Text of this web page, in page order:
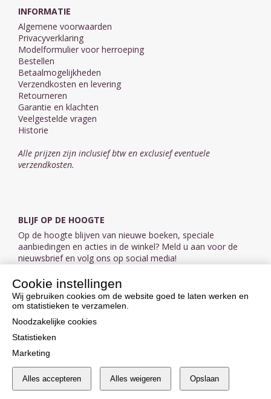
INFORMATIE
Algemene voorwaarden
Privacyverklaring
Modelformulier voor herroeping
Bestellen
Betaalmogelijkheden
Verzendkosten en levering
Retourneren
Garantie en klachten
Veelgestelde vragen
Historie
Alle prijzen zijn inclusief btw en exclusief eventuele
verzendkosten.
BLIJF OP DE HOOGTE
Op de hoogte blijven van nieuwe boeken, speciale
aanbiedingen en acties in de winkel? Meld u aan voor de
nieuwsbrief en volg ons op social media!
Aanmelden nieuwsbrief
VOLG ONS OP SOCIAL MEDIA
Cookie instellingen
Cookie instellingen
Wij gebruiken cookies om de website goed te laten werken en
om statistieken te verzamelen.
Noodzakelijke cookies
Statistieken
Marketing
Alles accepteren Alles weigeren Opslaan